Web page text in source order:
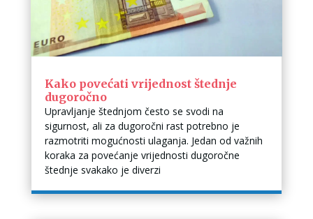
Kako povećati vrijednost štednje
dugoročno
Upravljanje štednjom često se svodi na
sigurnost, ali za dugoročni rast potrebno je
razmotriti mogućnosti ulaganja. Jedan od važnih
koraka za povećanje vrijednosti dugoročne
štednje svakako je diverzi